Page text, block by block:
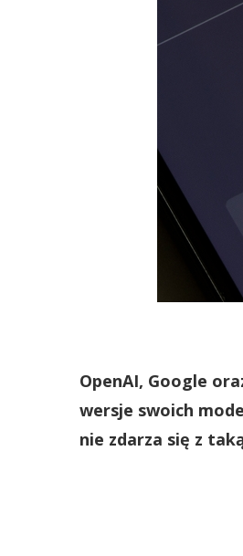
OpenAI, Google
wersje swoich
nie zdarza się z